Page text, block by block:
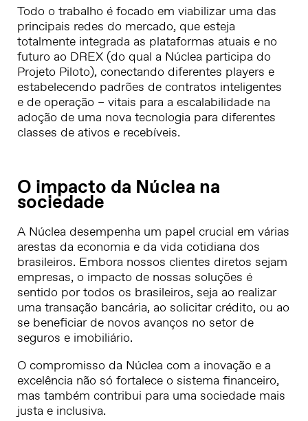
Todo o trabalho é focado em viabilizar uma das
principais redes do mercado, que esteja
totalmente integrada as plataformas atuais e no
futuro ao DREX (do qual a Núclea participa do
Projeto Piloto), conectando diferentes players e
estabelecendo padrões de contratos inteligentes
e de operação – vitais para a escalabilidade na
adoção de uma nova tecnologia para diferentes
classes de ativos e recebíveis.
O impacto da Núclea na
sociedade
A Núclea desempenha um papel crucial em várias
arestas da economia e da vida cotidiana dos
brasileiros. Embora nossos clientes diretos sejam
empresas, o impacto de nossas soluções é
sentido por todos os brasileiros, seja ao realizar
uma transação bancária, ao solicitar crédito, ou ao
se beneficiar de novos avanços no setor de
seguros e imobiliário.
O compromisso da Núclea com a inovação e a
excelência não só fortalece o sistema financeiro,
mas também contribui para uma sociedade mais
justa e inclusiva.